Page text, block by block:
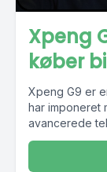
Xpeng
køber
Xpeng G9 er
har imponeret
avancerede